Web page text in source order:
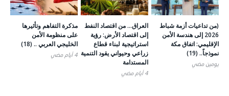
(من تداعيات أزمة شباط
2026 إلى هندسة الأمن
الإقليمي: اتفاق مكة
نموذجاً.. (19)
يومين ‎مضي
العراق… من اقتصاد النفط
إلى اقتصاد الأرض: رؤية
استراتيجية لبناء قطاع
زراعي وحيواني يقود التنمية
المستدامة
4 أيام ‎مضي
مذكرة التفاهم وتأثيرها
على منظومة الأمن
الخليجي العربي .. (18)
4 أيام ‎مضي